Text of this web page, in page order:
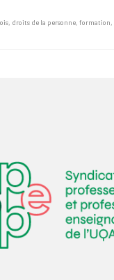
, droits de la personne, formation,